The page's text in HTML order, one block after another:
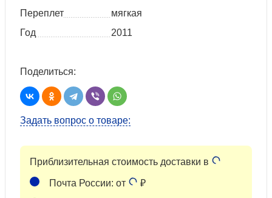
Переплет
мягкая
Год
2011
Поделиться:
Задать вопрос о товаре:
Приблизительная стоимость доставки в
Почта России: от ₽